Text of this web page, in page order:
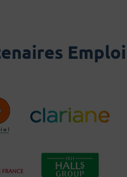
Emploi